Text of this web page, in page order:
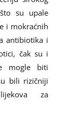
su upale
i mokraćnih
antibiotika i
čak su i
mogle biti
bili rizičniji
za